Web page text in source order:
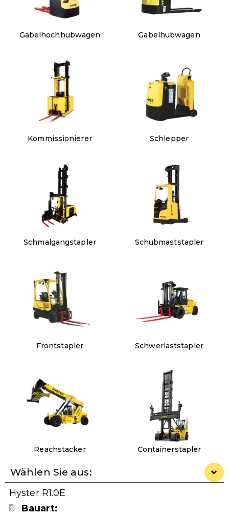
Gabelhochhubwagen Gabelhubwagen
Kommissionierer Schlepper
Schmalgangstapler Schubmaststapler
Frontstapler Schwerlaststapler
Reachstacker Containerstapler
Wählen Sie aus:
Hyster R1.0E
Bauart